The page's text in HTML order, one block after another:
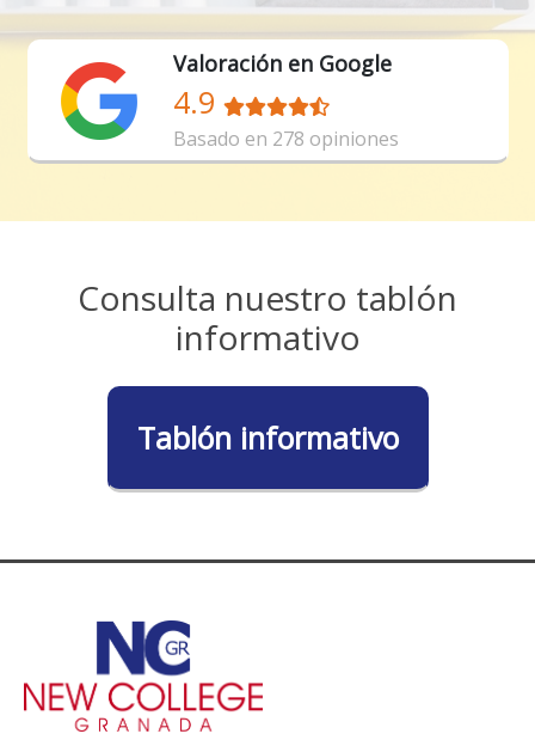
Valoración en Google
4.9
Basado en 278 opiniones
Consulta nuestro tablón
informativo
Tablón informativo